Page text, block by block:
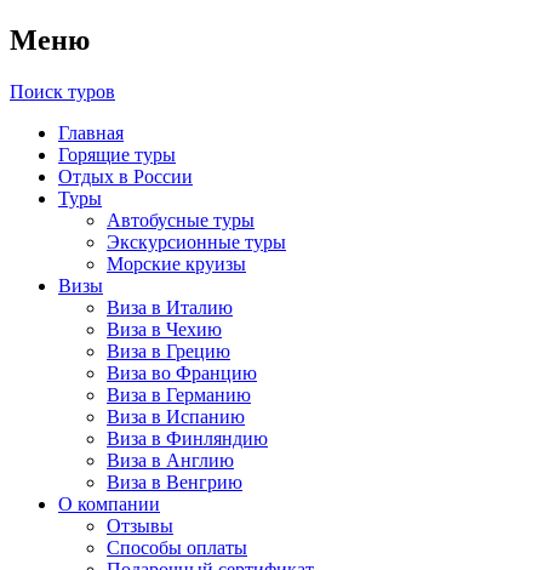
Меню
Поиск туров
Главная
Горящие туры
Отдых в России
Туры
Автобусные туры
Экскурсионные туры
Морские круизы
Визы
Виза в Италию
Виза в Чехию
Виза в Грецию
Виза во Францию
Виза в Германию
Виза в Испанию
Виза в Финляндию
Виза в Англию
Виза в Венгрию
О компании
Отзывы
Способы оплаты